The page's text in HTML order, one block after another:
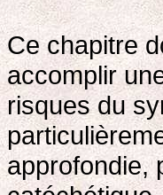
Ce chapitre
accomplir
risques du
approfondie,